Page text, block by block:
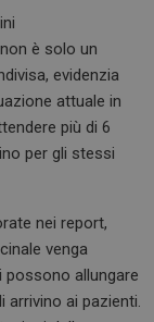
è solo un
evidenzia
attuale in
più di 6
per gli stessi
nei report,
venga
possono allungare
ai pazienti.